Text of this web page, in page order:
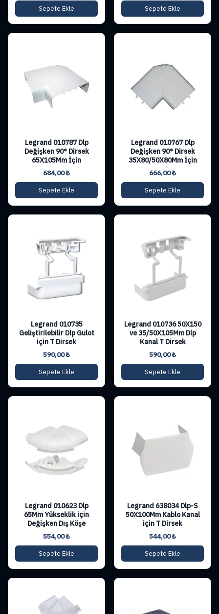
Sepete Ekle Sepete Ekle
Legrand 010787 Dlp
Değişken 90° Dirsek
65X105Mm İçin
684,00₺
Sepete Ekle
Legrand 010767 Dlp
Değişken 90° Dirsek
35X80/50X80Mm İçin
666,00₺
Sepete Ekle
Legrand 010735
Geliştirilebilir Dlp Gulot
için T Dirsek
590,00₺
Sepete Ekle
Legrand 010736 50X150
ve 35/50X105Mm Dlp
Kanal T Dirsek
590,00₺
Sepete Ekle
Legrand 010623 Dlp
65Mm Yükseklik için
Değişken Dış Köşe
554,00₺
Sepete Ekle
Legrand 638034 Dlp-S
50X100Mm Kablo Kanal
için T Dirsek
544,00₺
Sepete Ekle